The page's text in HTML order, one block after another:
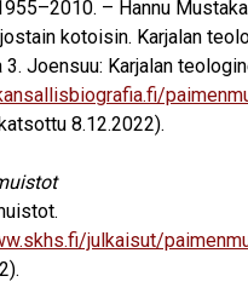
– Hannu
kotoisin. Karjalan
3. Joensuu: Karjalan
8.12.2022).
julkaisut/